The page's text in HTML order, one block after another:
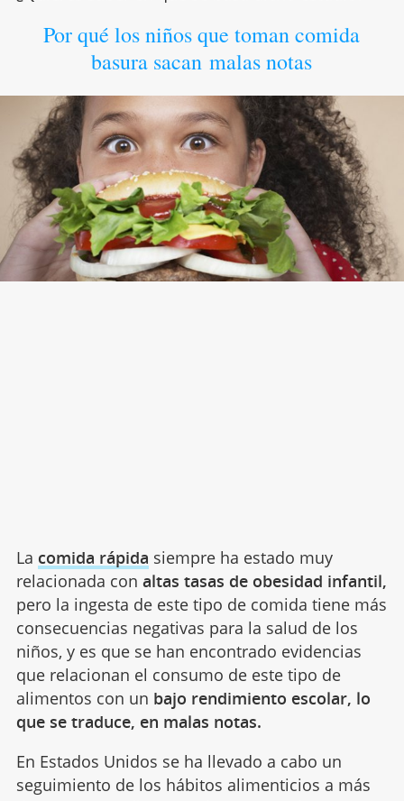
Por qué los niños que toman comida
basura sacan malas notas
La comida rápida siempre ha estado muy
relacionada con altas tasas de obesidad infantil,
pero la ingesta de este tipo de comida tiene más
consecuencias negativas para la salud de los
niños, y es que se han encontrado evidencias
que relacionan el consumo de este tipo de
alimentos con un bajo rendimiento escolar, lo
que se traduce, en malas notas.
En Estados Unidos se ha llevado a cabo un
seguimiento de los hábitos alimenticios a más